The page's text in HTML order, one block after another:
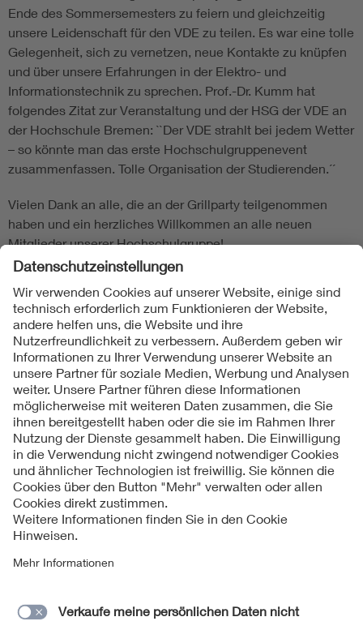
Ende des Sommersemesters zu feiern und gleichzeitig
unsere Leidenschaft für den VDE zu teilen. Es war eine tolle
Gelegenheit, sich zu vernetzen, neue Kontakte zu knüpfen
und über unsere Erfahrungen in der Elektro- und
Informationstechnik zu sprechen. Prof.-Dr. Kumm hat
folgendes Zitat zur Veranstaltung und der HSG der VDE an
der Hochschule Bremen: ``Der VDE strahlt bei jedem Wetter
– so könnte man das erste Hochschulgruppenevent
zusammenfassen. Tolle Organisation der Studierenden.´´
Vielen Dank an alle, die an der Grillparty teilgenommen
haben und ein herzliches Willkommen an alle neuen
Mitglieder unserer Hochschulgruppe!
Folgen Sie uns
Kontakte
Service
Impressum
Datenschutzinformationen
Cookie Hinweise
Lieferantenportal